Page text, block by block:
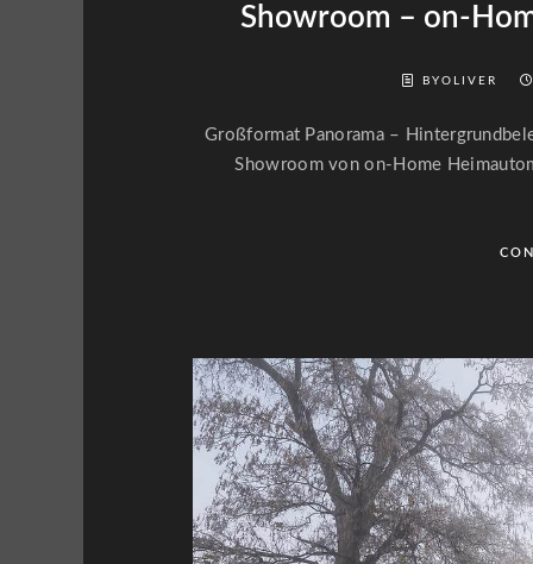
Showroom – on-
BYOLIVER
Großformat Panorama –
Showroom von on-Home